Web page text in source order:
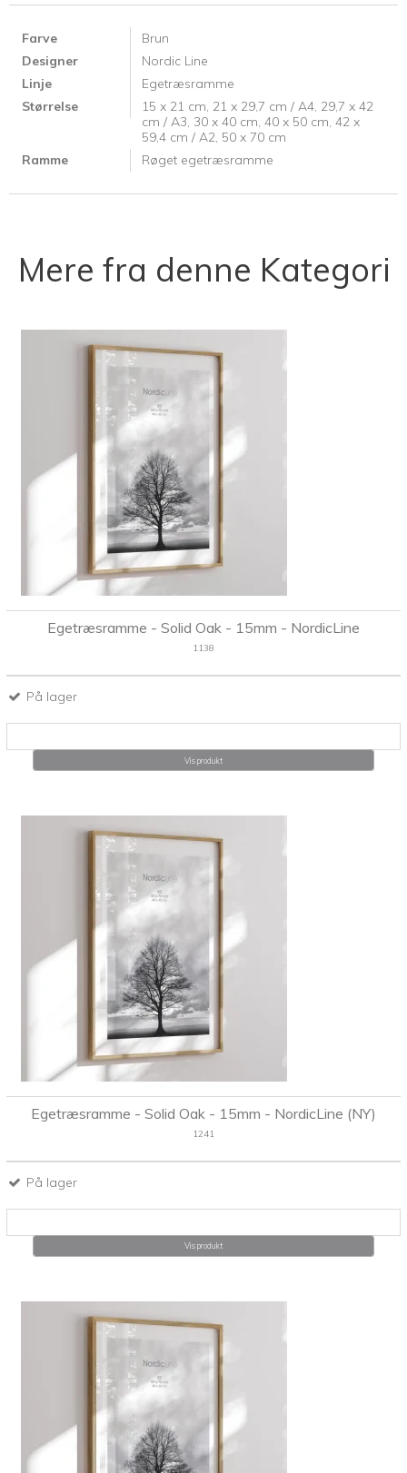
Farve
Brun
Designer
Nordic Line
Linje
Egetræsramme
Størrelse
15 x 21 cm, 21 x 29,7 cm / A4, 29,7 x 42
cm / A3, 30 x 40 cm, 40 x 50 cm, 42 x
59,4 cm / A2, 50 x 70 cm
Ramme
Røget egetræsramme
Mere fra denne Kategori
Egetræsramme - Solid Oak - 15mm - NordicLine
1138
På lager
Vis produkt
Egetræsramme - Solid Oak - 15mm - NordicLine (NY)
1241
På lager
Vis produkt